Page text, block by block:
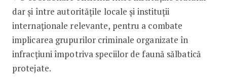
dar și între autoritățile locale și instituții
internaționale relevante, pentru a combate
implicarea grupurilor criminale organizate în
infracțiuni împotriva speciilor de faună sălbatică
protejate.